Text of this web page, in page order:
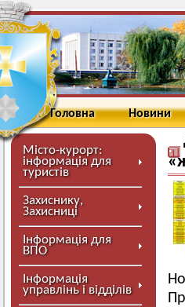
Головна Новини
Місто-курорт:
інформація для
туристів
Захиснику,
Захисниці
Інформація для
ВПО
Інформація
управлінь і відділів